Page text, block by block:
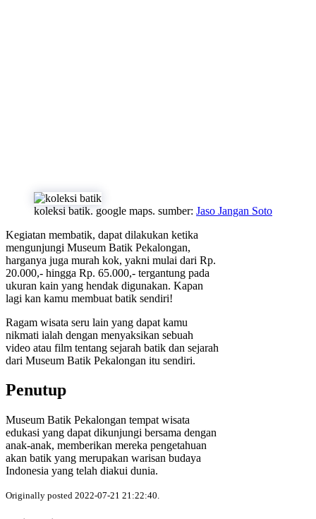
koleksi batik. google maps. sumber: Jaso Jangan Soto
Kegiatan membatik, dapat dilakukan ketika
mengunjungi Museum Batik Pekalongan,
harganya juga murah kok, yakni mulai dari Rp.
20.000,- hingga Rp. 65.000,- tergantung pada
ukuran kain yang hendak digunakan. Kapan
lagi kan kamu membuat batik sendiri!
Ragam wisata seru lain yang dapat kamu
nikmati ialah dengan menyaksikan sebuah
video atau film tentang sejarah batik dan sejarah
dari Museum Batik Pekalongan itu sendiri.
Penutup
Museum Batik Pekalongan tempat wisata
edukasi yang dapat dikunjungi bersama dengan
anak-anak, memberikan mereka pengetahuan
akan batik yang merupakan warisan budaya
Indonesia yang telah diakui dunia.
Originally posted 2022-07-21 21:22:40.